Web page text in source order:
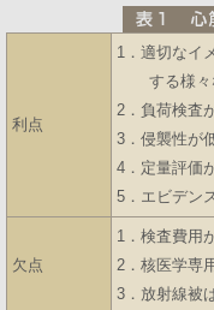
利点
1．適切なイ
する様
2．負荷検査
3．侵襲性が
4．定量評価
5．エビデン
欠点
1．検査費用
2．核医学専
3．放射線被